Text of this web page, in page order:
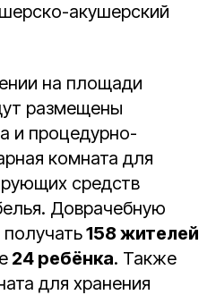
акушерский
на площади
размещены
и процедурно-
комната для
средств
Доврачебную
158 жителей
24 ребёнка. Также
для хранения